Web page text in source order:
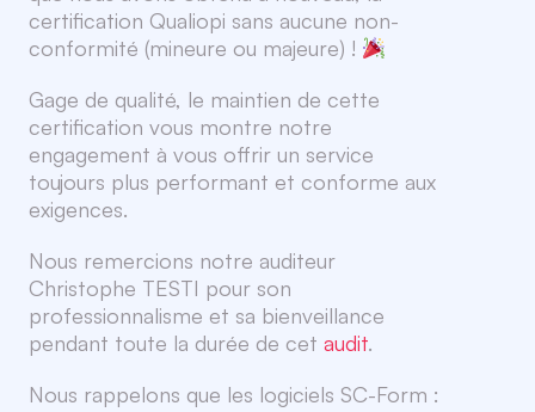
certification Qualiopi sans aucune non-
conformité (mineure ou majeure) !
Gage de qualité, le maintien de cette
certification vous montre notre
engagement à vous offrir un service
toujours plus performant et conforme aux
exigences.
Nous remercions notre auditeur
Christophe TESTI pour son
professionnalisme et sa bienveillance
pendant toute la durée de cet audit.
Nous rappelons que les logiciels SC-Form :